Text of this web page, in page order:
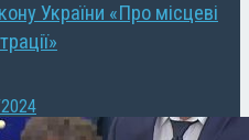
України «Про місцеві